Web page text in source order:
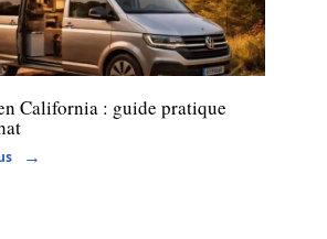
California : guide pratique